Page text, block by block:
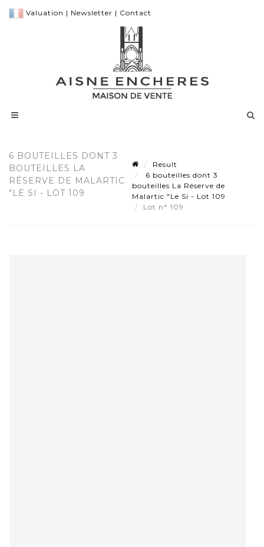
Valuation | Newsletter | Contact
6 BOUTEILLES DONT 3
BOUTEILLES LA
RÉSERVE DE MALARTIC
"LE SI - LOT 109
Result
6 bouteilles dont 3
bouteilles La Réserve de
Malartic "Le Si - Lot 109
Lot n° 109